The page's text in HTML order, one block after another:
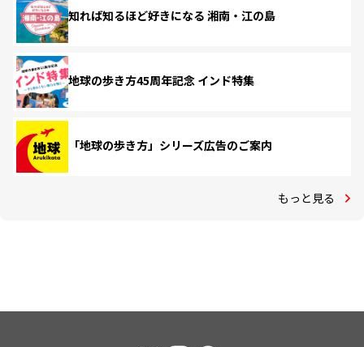
知れば知るほど好きになる 湘南・江の島
地球の歩き方45周年記念 インド特集
「地球の歩き方」シリーズ広告のご案内
もっと見る